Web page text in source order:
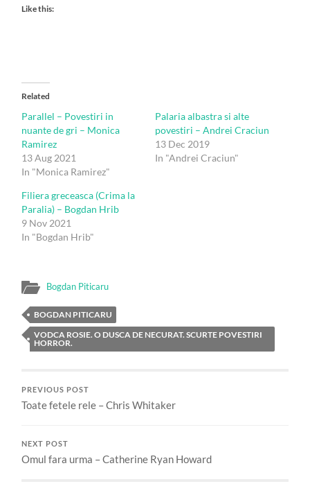
Like this:
Related
Parallel – Povestiri in
nuante de gri – Monica
Ramirez
13 Aug 2021
In "Monica Ramirez"
Palaria albastra si alte
povestiri – Andrei Craciun
13 Dec 2019
In "Andrei Craciun"
Filiera greceasca (Crima la
Paralia) – Bogdan Hrib
9 Nov 2021
In "Bogdan Hrib"
Bogdan Piticaru
BOGDAN PITICARU
VODCA ROSIE. O DUSCA DE NECURAT. SCURTE POVESTIRI
HORROR.
PREVIOUS POST
Toate fetele rele – Chris Whitaker
NEXT POST
Omul fara urma – Catherine Ryan Howard